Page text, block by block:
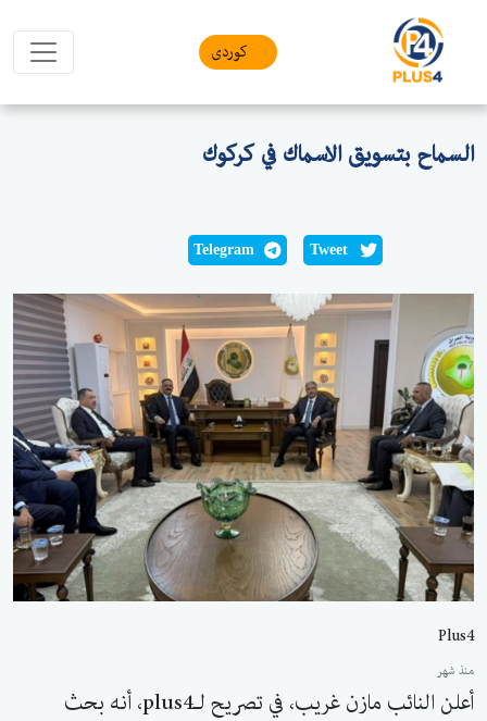
کوردی
السماح بتسويق الاسماك في كركوك
Tweet
Telegram
Plus4
منذ شهر
أعلن النائب مازن غريب، في تصريح لـplus4، أنه بحث